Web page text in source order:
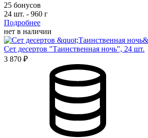
25 бонусов
24 шт. - 960 г
Подробнее
нет в наличии
Сет десертов "Таинственная ночь", 24 шт.
3 870 ₽